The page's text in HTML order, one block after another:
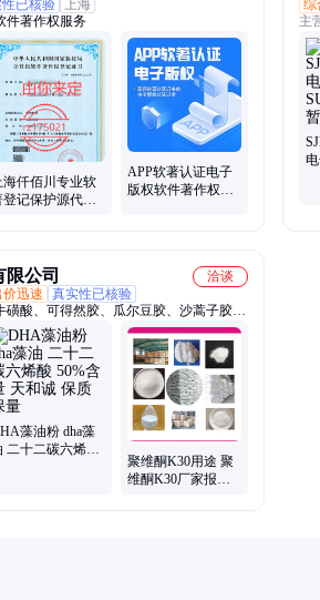
已核验
上海
件著作权服务
海仟佰川专业软
登记保护源代码
APP软著认证电子
版权软件著作权认
综
主
公司
洽谈
价迅速
真实性已核验
磺酸、可得然胶、瓜尔豆胶、沙蒿子胶、
明胶、聚丙烯酸钠、甲基纤维素、酪蛋白
球菌素、食品级黄原胶
藻油粉 dha藻
二十二碳六烯酸
聚维酮K30用途 聚
维酮K30厂家报价